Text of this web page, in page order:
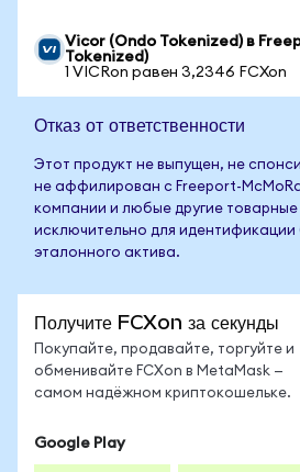
Vicor (Ondo Tokenized) в
Tokenized)
1 VICRon равен 3,2346 FCXon
Отказ от ответственности
Этот продукт не выпущен, не
не аффилирован с Freeport-
компании и любые другие товарные
исключительно для идентификации
эталонного актива.
Получите FCXon за секунды
Покупайте, продавайте, торгуйте и
обменивайте FCXon в MetaMask —
самом надёжном криптокошельке.
Google Play